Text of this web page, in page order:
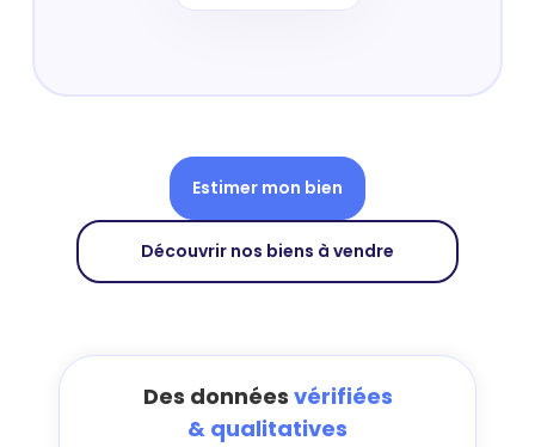
Estimer mon bien
Découvrir nos biens à vendre
Des données vérifiées
& qualitatives